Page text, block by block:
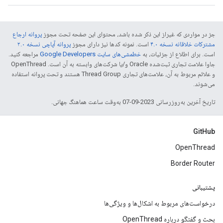
جز در مواردی که غیراز این ذکر شده باشد، محتوای این صفحه تحت مجوز پروانه ارجاع
مشترکات خلاقانه نسخه ۴.۰
است. نمونه کدها نیز دارای مجوز پروانه آپاچی نسخه ۲.۰
است. برای اطلاع از جزئیات، به خطمشی‌های سایت Google Developers‏
مراجعه کنید.
جاوا علامت تجاری ثبت‌شده Oracle و/یا شرکت‌های وابسته به آن است. ‫OpenThread
و علائم مربوط به آن، علامت‌های تجاری Thread Group هستند و تحت پروانه استفاده
می‌شوند.
تاریخ آخرین به‌روزرسانی 2023-09-07 به‌وقت ساعت هماهنگ جهانی.
GitHub
OpenThread
Border Router
پشتیبانی
درخواست‌های مربوط به اشکال‌ها و ویژگی‌ها
بحث و گفتگو درباره OpenThread